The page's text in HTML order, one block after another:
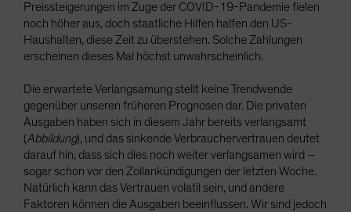
Preissteigerungen im Zuge der COVID-19-Pandemie fielen
noch höher aus, doch staatliche Hilfen halfen den US-
Haushalten, diese Zeit zu überstehen. Solche Zahlungen
erscheinen dieses Mal höchst unwahrscheinlich.
Die erwartete Verlangsamung stellt keine Trendwende
gegenüber unseren früheren Prognosen dar. Die privaten
Ausgaben haben sich in diesem Jahr bereits verlangsamt
(Abbildung), und das sinkende Verbrauchervertrauen deutet
darauf hin, dass sich dies noch weiter verlangsamen wird –
sogar schon vor den Zollankündigungen der letzten Woche.
Natürlich kann das Vertrauen volatil sein, und andere
Faktoren können die Ausgaben beeinflussen. Wir sind jedoch